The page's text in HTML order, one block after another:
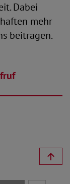
Dabei
mehr
beitragen.